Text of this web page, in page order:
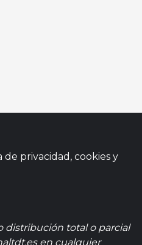
de privacidad, cookies y
distribución total o parcial
en cualquier